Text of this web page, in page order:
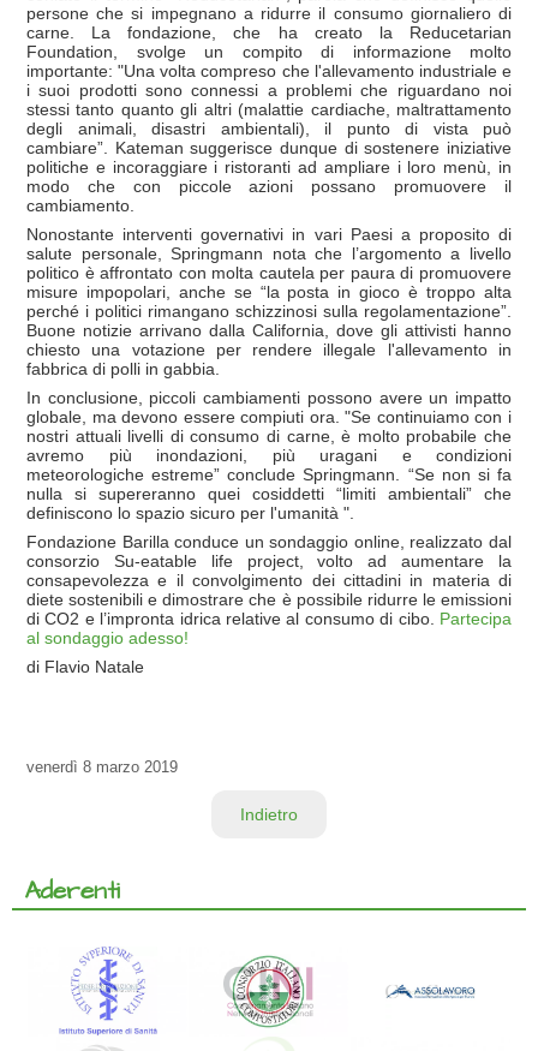
persone che si impegnano a ridurre il consumo giornaliero di
carne. La fondazione, che ha creato la Reducetarian
Foundation, svolge un compito di informazione molto
importante: "Una volta compreso che l'allevamento industriale e
i suoi prodotti sono connessi a problemi che riguardano noi
stessi tanto quanto gli altri (malattie cardiache, maltrattamento
degli animali, disastri ambientali), il punto di vista può
cambiare”. Kateman suggerisce dunque di sostenere iniziative
politiche e incoraggiare i ristoranti ad ampliare i loro menù, in
modo che con piccole azioni possano promuovere il
cambiamento.
Nonostante interventi governativi in vari Paesi a proposito di
salute personale, Springmann nota che l’argomento a livello
politico è affrontato con molta cautela per paura di promuovere
misure impopolari, anche se “la posta in gioco è troppo alta
perché i politici rimangano schizzinosi sulla regolamentazione”.
Buone notizie arrivano dalla California, dove gli attivisti hanno
chiesto una votazione per rendere illegale l'allevamento in
fabbrica di polli in gabbia.
In conclusione, piccoli cambiamenti possono avere un impatto
globale, ma devono essere compiuti ora. "Se continuiamo con i
nostri attuali livelli di consumo di carne, è molto probabile che
avremo più inondazioni, più uragani e condizioni
meteorologiche estreme” conclude Springmann. “Se non si fa
nulla si supereranno quei cosiddetti “limiti ambientali” che
definiscono lo spazio sicuro per l'umanità ".
Fondazione Barilla conduce un sondaggio online, realizzato dal
consorzio Su-eatable life project, volto ad aumentare la
consapevolezza e il convolgimento dei cittadini in materia di
diete sostenibili e dimostrare che è possibile ridurre le emissioni
di CO2 e l’impronta idrica relative al consumo di cibo. Partecipa
al sondaggio adesso!
di Flavio Natale
venerdì 8 marzo 2019
Indietro
Aderenti